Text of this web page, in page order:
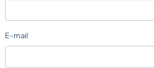
E-mail